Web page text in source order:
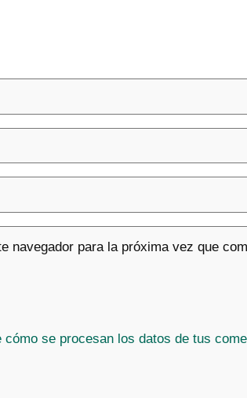
navegador para la próxima vez que
cómo se procesan los datos de tus